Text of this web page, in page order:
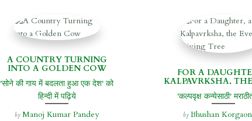
A COUNTRY TURNING
INTO A GOLDEN COW
'सोने की गाय में बदलता हुआ एक देश' को
हिन्दी में पढ़िये
byManoj Kumar Pandey
FOR A
KALPAVRKSHA,
GIVING TREE
'कल्पवृक्ष कन्येसाठी'
by Bhushan